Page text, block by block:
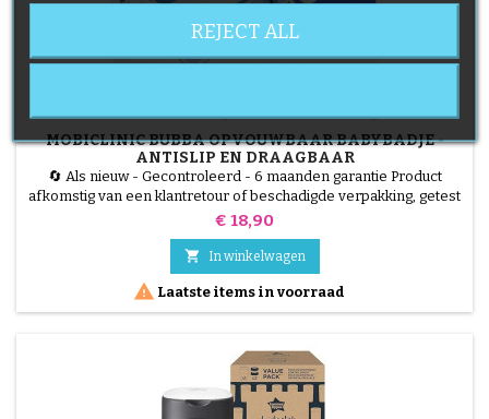
MOBICLINIC BUBBA OPVOUWBAAR BABYBADJE -
ANTISLIP EN DRAAGBAAR
🔄 Als nieuw - Gecontroleerd - 6 maanden garantie Product
afkomstig van een klantretour of beschadigde verpakking, getest
door onze technici en 100% functioneel. Bespaar ruimte zonder
perfecte oplossing voor kleine ruimtes en op reis. Met een anti-
slip interieur en pootjes voor maximale...
Prijs
€ 18,90
 In winkelwagen
 Laatste items in voorraad
REJECT ALL